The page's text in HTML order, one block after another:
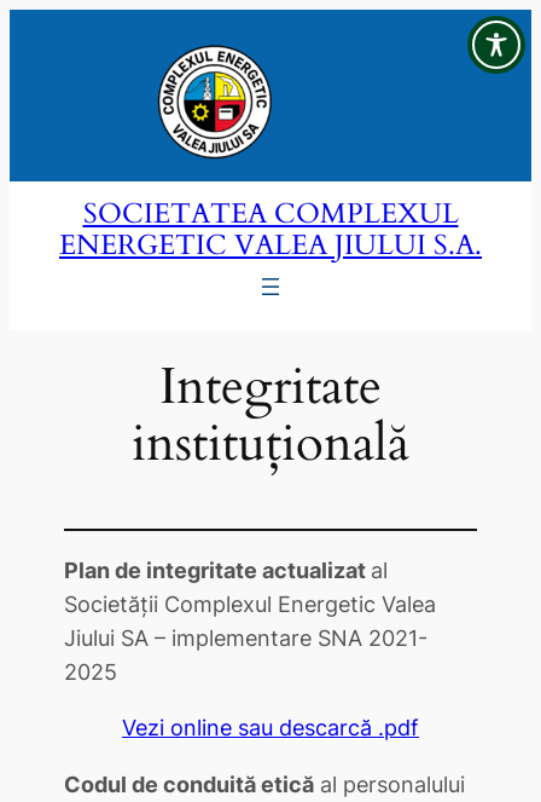
SOCIETATEA COMPLEXUL
ENERGETIC VALEA JIULUI S.A.
Integritate
instituțională
Plan de integritate actualizat al
Societăţii Complexul Energetic Valea
Jiului SA – implementare SNA 2021-
2025
Vezi online sau descarcă .pdf
Codul de conduită eticăal personalului